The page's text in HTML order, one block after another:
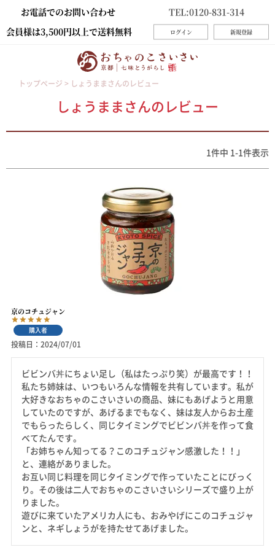
お電話でのお問い合わせ
TEL:0120-831-314
会員様は3,500円以上で送料無料
ログイン 新規登録
トップページ しょうままさんのレビュー
しょうままさんのレビュー
1 件中 1 -1 件表示
京のコチュジャン
購入者
投稿日 2024/07/01
ビビンバ丼にちょい足し（私はたっぷり笑）が最高です！！
私たち姉妹は、いつもいろんな情報を共有しています。私が
大好きなおちゃのこさいさいの商品、妹にもあげようと用意
していたのですが、あげるまでもなく、妹は友人からお土産
でもらったらしく、同じタイミングでビビンバ丼を作って食
べてたんです。
「お姉ちゃん知ってる？このコチュジャン感激した！！」
と、連絡がありました。
お互い同じ料理を同じタイミングで作っていたことにびっく
り。その後は二人でおちゃのこさいさいシリーズで盛り上が
りました。
遊びに来ていたアメリカ人にも、おみやげにこのコチュジャ